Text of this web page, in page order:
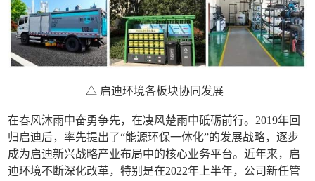
△ 启迪环境各板块协同发展
在春风沐雨中奋勇争先，在凄风楚雨中砥砺前行。2019年回
归启迪后，率先提出了“能源环保一体化”的发展战略，逐步
成为启迪新兴战略产业布局中的核心业务平台。近年来，启
迪环境不断深化改革，特别是在2022年上半年，公司新任管